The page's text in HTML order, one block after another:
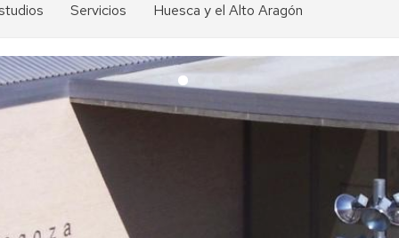
Servicios Huesca y el Alto Aragón
tiempo
Medios